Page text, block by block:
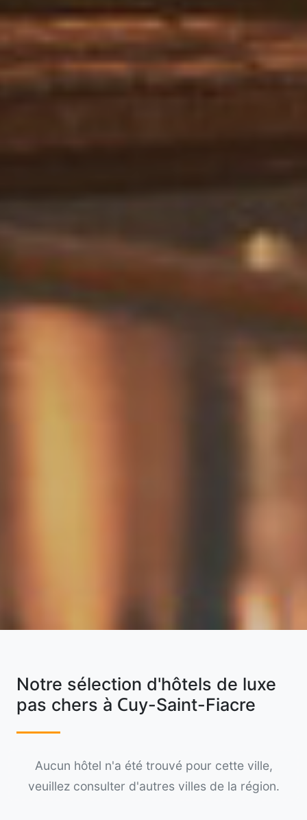
Notre sélection d'hôtels de luxe
pas chers à Cuy-Saint-Fiacre
Aucun hôtel n'a été trouvé pour cette ville,
veuillez consulter d'autres villes de la région.